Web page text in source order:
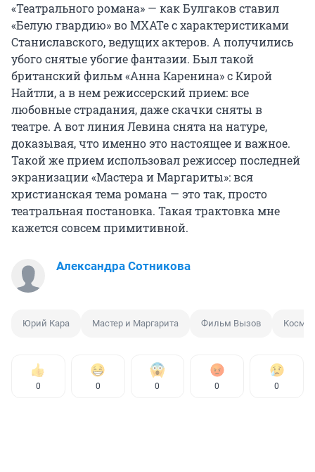
«Театрального романа» — как Булгаков ставил
«Белую гвардию» во МХАТе с характеристиками
Станиславского, ведущих актеров. А получились
убого снятые убогие фантазии. Был такой
британский фильм «Анна Каренина» с Кирой
Найтли, а в нем режиссерский прием: все
любовные страдания, даже скачки сняты в
театре. А вот линия Левина снята на натуре,
доказывая, что именно это настоящее и важное.
Такой же прием использовал режиссер последней
экранизации «Мастера и Маргариты»: вся
христианская тема романа — это так, просто
театральная постановка. Такая трактовка мне
кажется совсем примитивной.
Александра Сотникова
Юрий Кара Мастер и Маргарита Фильм Вызов Космос
0 0 0 0 0